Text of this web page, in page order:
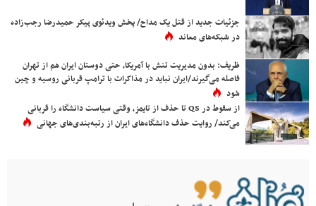
جزئیات جدید از قتل یک مداح/ پخش ویدئوی پیکر حمیدرضا رجب‌زاده
در شبکه‌های معاند
ظریف: بدون مدیریت تنش با آمریکا، حتی دوستان ایران هم از تهران
فاصله می‌گیرند/ایران نباید در مذاکرات با ترامپ قربانی روسیه و چین
شود
از سقوط در QS تا حذف از تایمز، وقتی سیاست دانشگاه را قربانی
می‌کند/ روایت حذف دانشگاه‌های ایران از رتبه‌بندی‌های جهانی